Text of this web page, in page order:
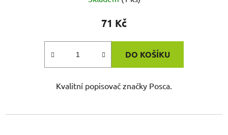
71 Kč
DO KOŠÍKU
Kvalitní popisovač značky Posca.